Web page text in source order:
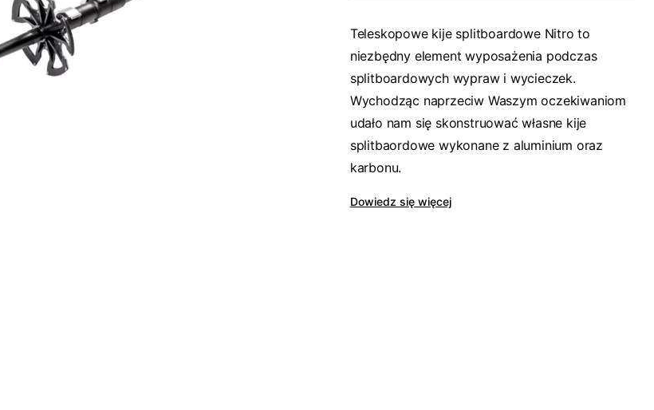
Teleskopowe kije splitboardowe Nitro to
niezbędny element wyposażenia podczas
splitboardowych wypraw i wycieczek.
Wychodząc naprzeciw Waszym oczekiwaniom
udało nam się skonstruować własne kije
splitbaordowe wykonane z aluminium oraz
karbonu.
Dowiedz się więcej